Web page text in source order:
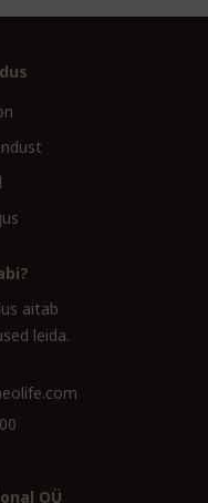
aitab
leida.
OÜ